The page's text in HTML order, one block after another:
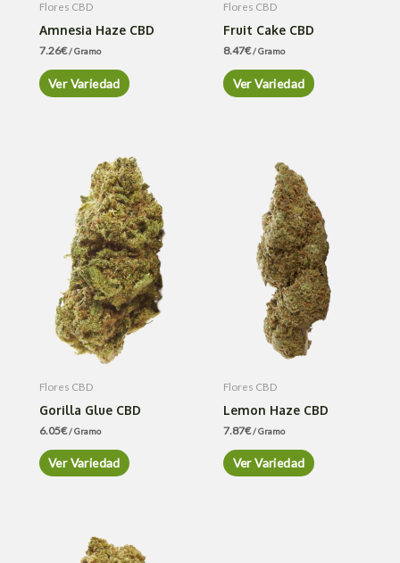
Flores CBD
Amnesia Haze CBD
7.26€/ Gramo
Ver Variedad
Flores CBD
Fruit Cake CBD
8.47€/ Gramo
Ver Variedad
Flores CBD
Gorilla Glue CBD
6.05€/ Gramo
Ver Variedad
Flores CBD
Lemon Haze CBD
7.87€/ Gramo
Ver Variedad